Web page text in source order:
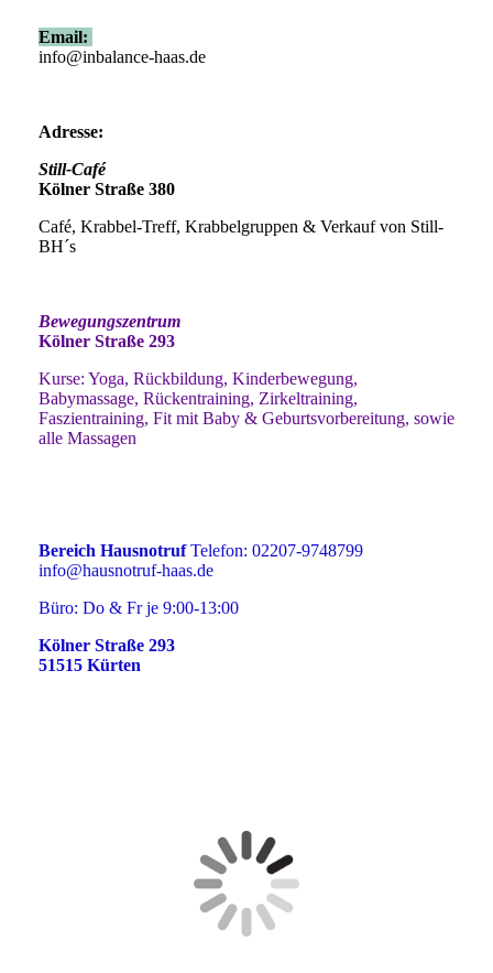
Email:
info@inbalance-haas.de
Adresse:
Still-Café
Kölner Straße 380
Café, Krabbel-Treff, Krabbelgruppen & Verkauf von Still-
BH´s
Bewegungszentrum
Kölner Straße 293
Kurse: Yoga, Rückbildung, Kinderbewegung,
Babymassage, Rückentraining, Zirkeltraining,
Faszientraining, Fit mit Baby & Geburtsvorbereitung, sowie
alle Massagen
Bereich HausnotrufTelefon: 02207-9748799
info@hausnotruf-haas.de
Büro: Do & Fr je 9:00-13:00
Kölner Straße 293
51515 Kürten